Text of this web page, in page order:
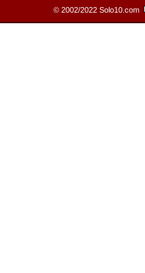
© 2002/2022 Solo10.com